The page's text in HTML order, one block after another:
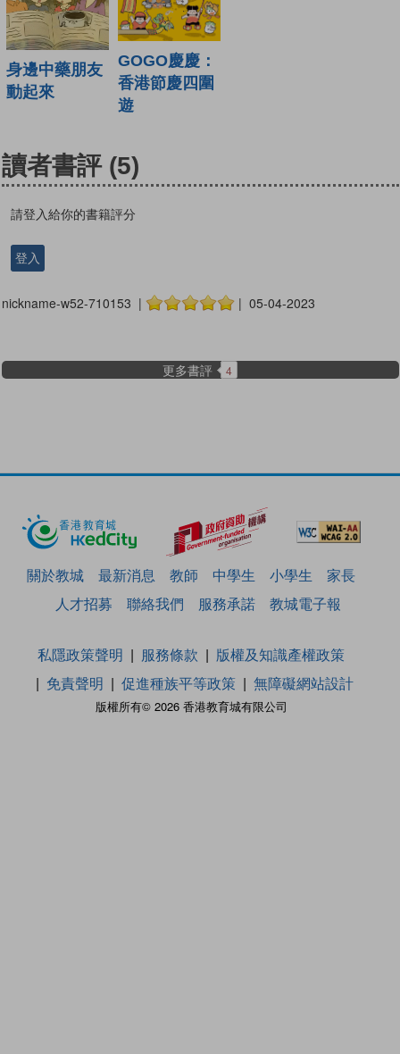
身邊中藥朋友
動起來
GOGO慶慶：
香港節慶四圍
遊
讀者書評 (5)
請登入給你的書籍評分
登入
nickname-w52-710153 | | 05-04-2023
更多書評 4
關於教城 最新消息 教師 中學生 小學生
家長
人才招募
聯絡我們 服務承諾 教城電子報
版權所有© 2026 香港教育城有限公司
私隱政策聲明 服務條款
版權及知識產權政策
免責聲明
促進種族平等政策 無障礙網站設計